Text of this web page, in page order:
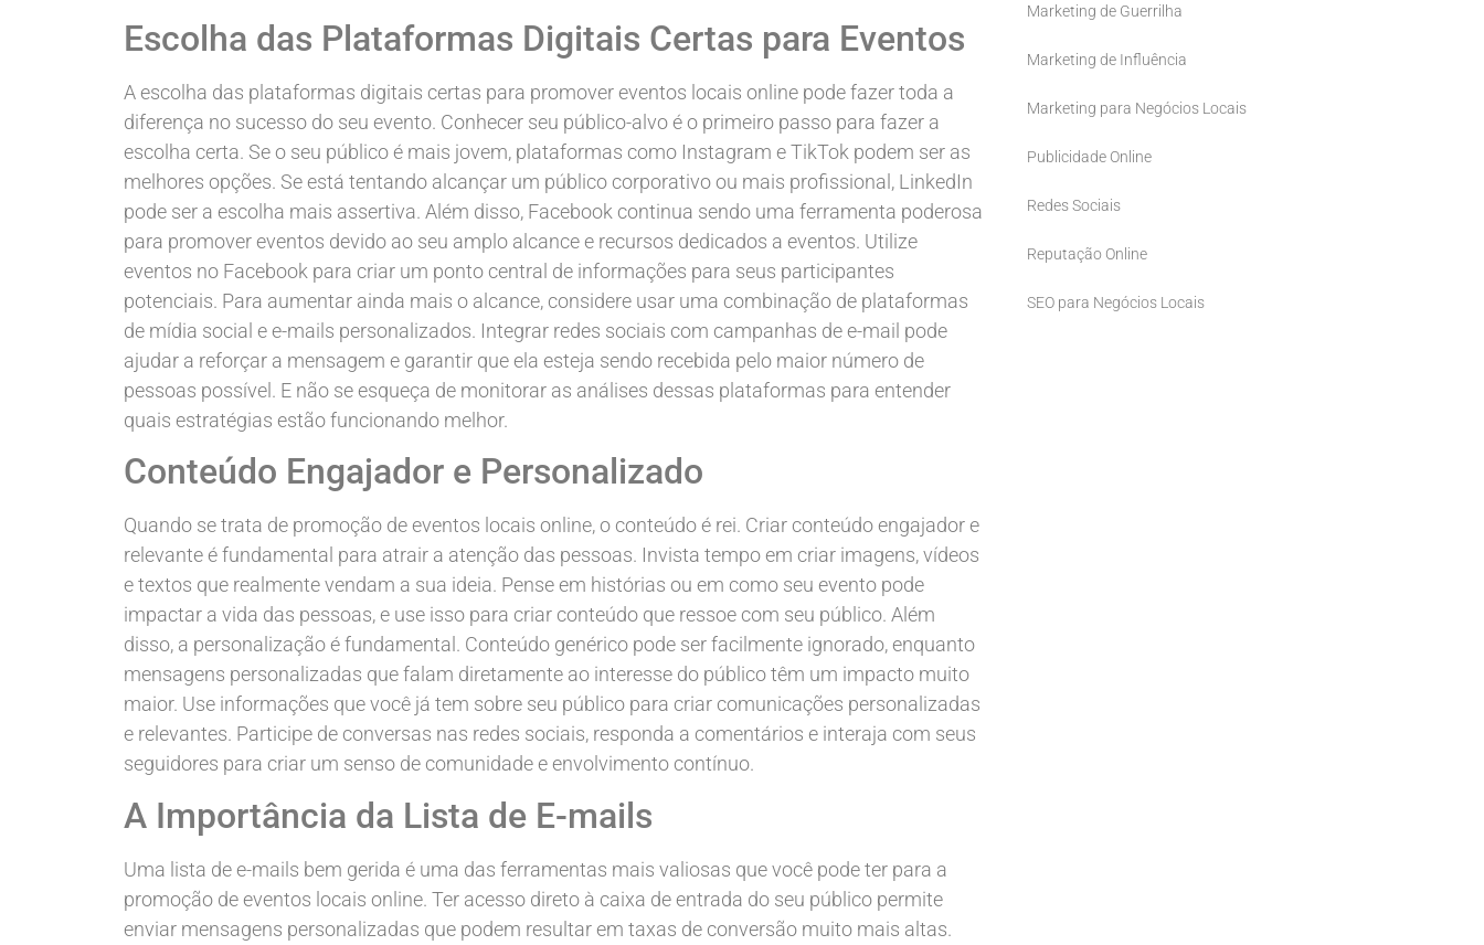
Escolha das Plataformas Digitais Certas para Eventos
A escolha das plataformas digitais certas para promover eventos locais online pode fazer toda a
diferença no sucesso do seu evento. Conhecer seu público-alvo é o primeiro passo para fazer a
escolha certa. Se o seu público é mais jovem, plataformas como Instagram e TikTok podem ser as
melhores opções. Se está tentando alcançar um público corporativo ou mais profissional, LinkedIn
pode ser a escolha mais assertiva. Além disso, Facebook continua sendo uma ferramenta poderosa
para promover eventos devido ao seu amplo alcance e recursos dedicados a eventos. Utilize
eventos no Facebook para criar um ponto central de informações para seus participantes
potenciais. Para aumentar ainda mais o alcance, considere usar uma combinação de plataformas
de mídia social e e-mails personalizados. Integrar redes sociais com campanhas de e-mail pode
ajudar a reforçar a mensagem e garantir que ela esteja sendo recebida pelo maior número de
pessoas possível. E não se esqueça de monitorar as análises dessas plataformas para entender
quais estratégias estão funcionando melhor.
Conteúdo Engajador e Personalizado
Quando se trata de promoção de eventos locais online, o conteúdo é rei. Criar conteúdo engajador e
relevante é fundamental para atrair a atenção das pessoas. Invista tempo em criar imagens, vídeos
e textos que realmente vendam a sua ideia. Pense em histórias ou em como seu evento pode
impactar a vida das pessoas, e use isso para criar conteúdo que ressoe com seu público. Além
disso, a personalização é fundamental. Conteúdo genérico pode ser facilmente ignorado, enquanto
mensagens personalizadas que falam diretamente ao interesse do público têm um impacto muito
maior. Use informações que você já tem sobre seu público para criar comunicações personalizadas
e relevantes. Participe de conversas nas redes sociais, responda a comentários e interaja com seus
seguidores para criar um senso de comunidade e envolvimento contínuo.
A Importância da Lista de E-mails
Uma lista de e-mails bem gerida é uma das ferramentas mais valiosas que você pode ter para a
promoção de eventos locais online. Ter acesso direto à caixa de entrada do seu público permite
enviar mensagens personalizadas que podem resultar em taxas de conversão muito mais altas.
Marketing de Guerrilha
Marketing de Influência
Marketing para Negócios Locais
Publicidade Online
Redes Sociais
Reputação Online
SEO para Negócios Locais